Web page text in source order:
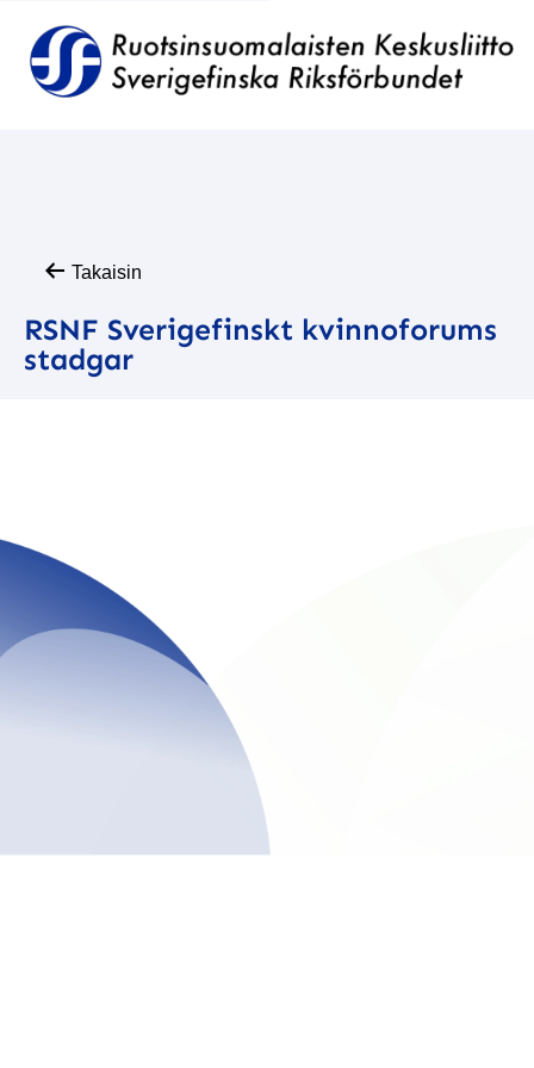
Takaisin
RSNF Sverigefinskt kvinnoforums
stadgar